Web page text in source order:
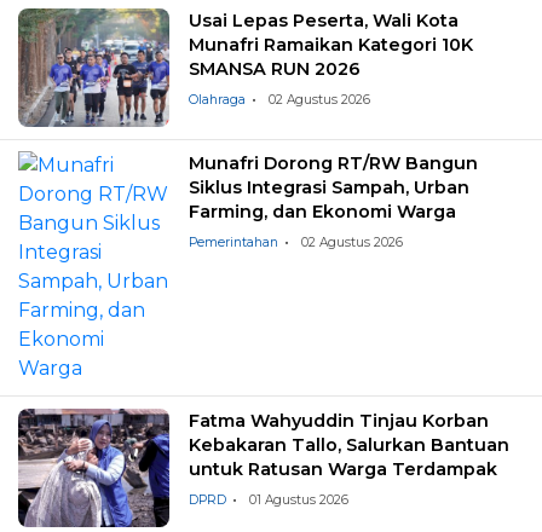
Usai Lepas Peserta, Wali Kota
Munafri Ramaikan Kategori 10K
SMANSA RUN 2026
Olahraga 02 Agustus 2026
Munafri Dorong RT/RW Bangun
Siklus Integrasi Sampah, Urban
Farming, dan Ekonomi Warga
Pemerintahan 02 Agustus 2026
Fatma Wahyuddin Tinjau Korban
Kebakaran Tallo, Salurkan Bantuan
untuk Ratusan Warga Terdampak
DPRD 01 Agustus 2026